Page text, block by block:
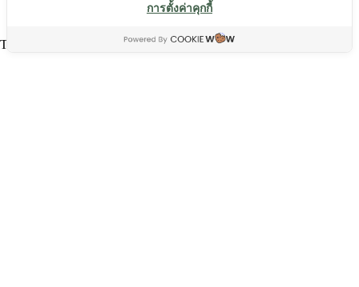
Tel +66 2258 4530-34 #2504
การตั้งค่าคุกกี้